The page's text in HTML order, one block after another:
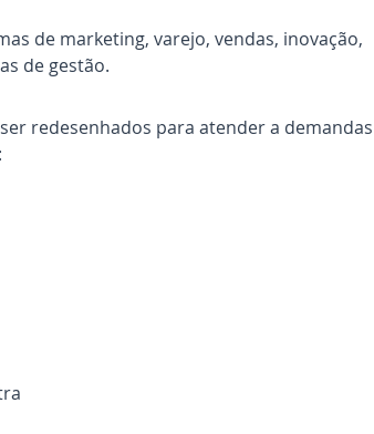
de marketing, varejo, vendas, inovação,
de gestão.
redesenhados para atender a demandas